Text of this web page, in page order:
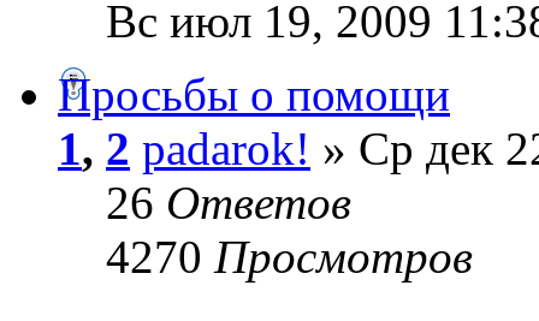
Вс июл 19, 2009
Просьбы о помощи
1, 2 padarok! » Ср дек
26 Ответов
4270 Просмотров